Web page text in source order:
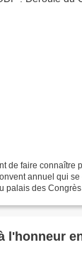
de faire connaître
annuel qui
palais des Congrès
l'honneur